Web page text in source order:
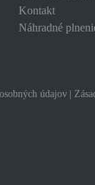
Kontakt
Náhradné
údajov